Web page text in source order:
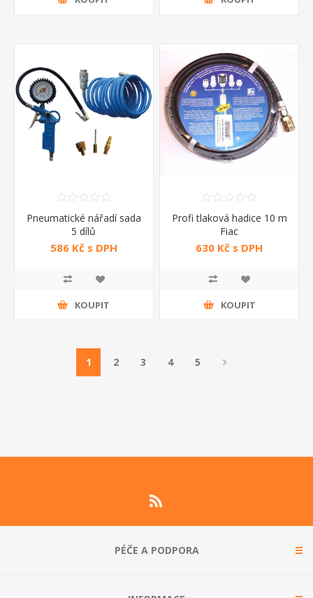
Pneumatické nářadí sada
5 dílů
586 Kč s DPH
KOUPIT
Profi tlaková hadice 10 m
Fiac
630 Kč s DPH
KOUPIT
1 2 3 4 5
PÉČE A PODPORA